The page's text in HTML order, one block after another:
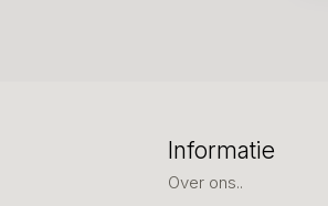
Informatie
Over ons..